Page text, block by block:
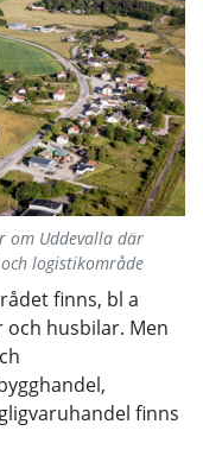
om Uddevalla där
logistikområde
finns, bl a
husbilar. Men
finns